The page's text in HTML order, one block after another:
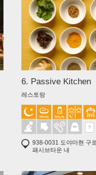
6. Passive Kitchen
레스토랑
?
938-0031 도야마현 구
패시브타운 내